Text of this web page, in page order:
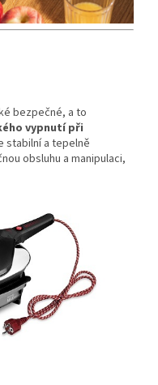
bezpečné, a to
vypnutí při
stabilní a tepelně
obsluhu a manipulaci,